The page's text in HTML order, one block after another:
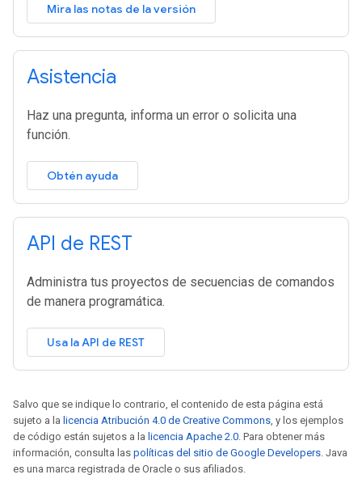
Mira las notas de la versión
Asistencia
Haz una pregunta, informa un error o solicita una
función.
Obtén ayuda
API de REST
Administra tus proyectos de secuencias de comandos
de manera programática.
Usa la API de REST
Salvo que se indique lo contrario, el contenido de esta página está
sujeto a la licencia Atribución 4.0 de Creative Commons , y los ejemplos
de código están sujetos a la licencia Apache 2.0 . Para obtener más
información, consulta las políticas del sitio de Google Developers . Java
es una marca registrada de Oracle o sus afiliados.